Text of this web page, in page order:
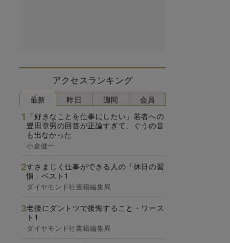
アクセスランキング
最新
「好きなことを仕事にしたい」若者への
豊田章男の回答が正論すぎて、ぐうの音
も出なかった
小倉健一
すさまじく仕事ができる人の「休日の習
慣」ベスト1
ダイヤモンド社書籍編集局
老後にダントツで後悔すること・ワース
ト1
ダイヤモンド社書籍編集局
昨日 週間 会員